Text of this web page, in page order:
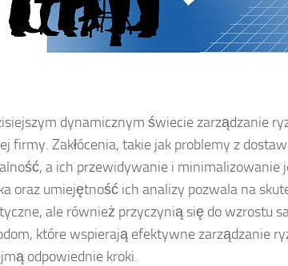
dynamicznym świecie zarządzanie
firmy. Zakłócenia, takie jak problemy z
a ich przewidywanie i
oraz umiejętność ich analizy pozwala na
ale również przyczynią się do wzrostu
które wspierają efektywne zarządzanie
odpowiednie kroki.